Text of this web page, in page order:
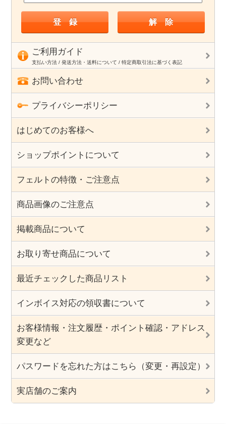
ご利用ガイド
支払い方法 / 発送方法・送料について / 特定商取引法に基づく表記
お問い合わせ
プライバシーポリシー
はじめてのお客様へ
ショップポイントについて
フェルトの特徴・ご注意点
商品画像のご注意点
掲載商品について
お取り寄せ商品について
最近チェックした商品リスト
インボイス対応の領収書について
お客様情報・注文履歴・ポイント確認・アドレス
変更など
パスワードを忘れた方はこちら（変更・再設定）
実店舗のご案内